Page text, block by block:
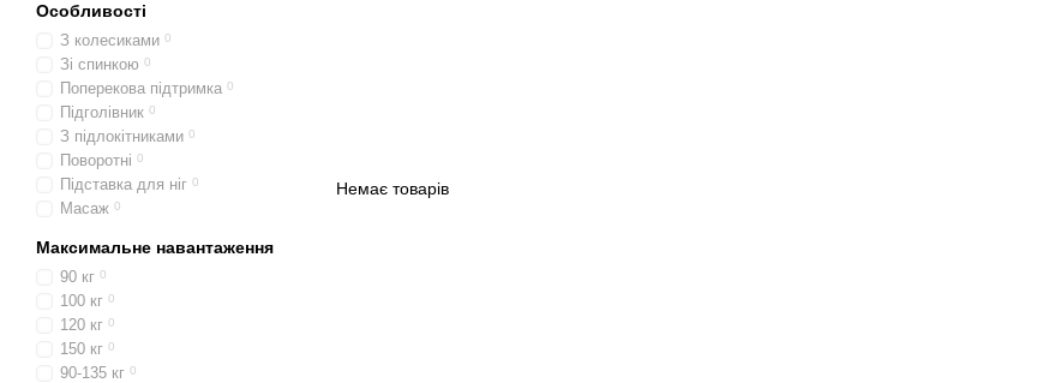
Немає товарів
Особливості
З колесиками 0
Зі спинкою 0
Поперекова підтримка 0
Підголівник 0
З підлокітниками 0
Поворотні 0
Підставка для ніг 0
Масаж 0
Максимальне навантаження
90 кг 0
100 кг 0
120 кг 0
150 кг 0
90-135 кг 0